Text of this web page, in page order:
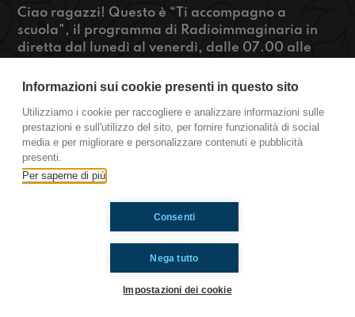
Ciao ragazzi! Questo è “Ti accompagno a
scuola", il programma di Radioimmaginaria in
diretta dal lunedì al venerdì, dalle 07.00 alle
adolescenti durante il tragitto casa-scuola. Lo
al giorno? Beh, potremmo prendere spunto
proprio da loro per affrontare le nostre giornate!
https://www.radioimmaginaria.it
Ti è piaciuto? Condividilo!
Informazioni sui cookie presenti in questo sito
Utilizziamo i cookie per raccogliere e analizzare informazioni sulle
prestazioni e sull'utilizzo del sito, per fornire funzionalità di social
media e per migliorare e personalizzare contenuti e pubblicità
presenti.
Per saperne di più
Nega tutto
Consenti
Impostazioni dei cookie